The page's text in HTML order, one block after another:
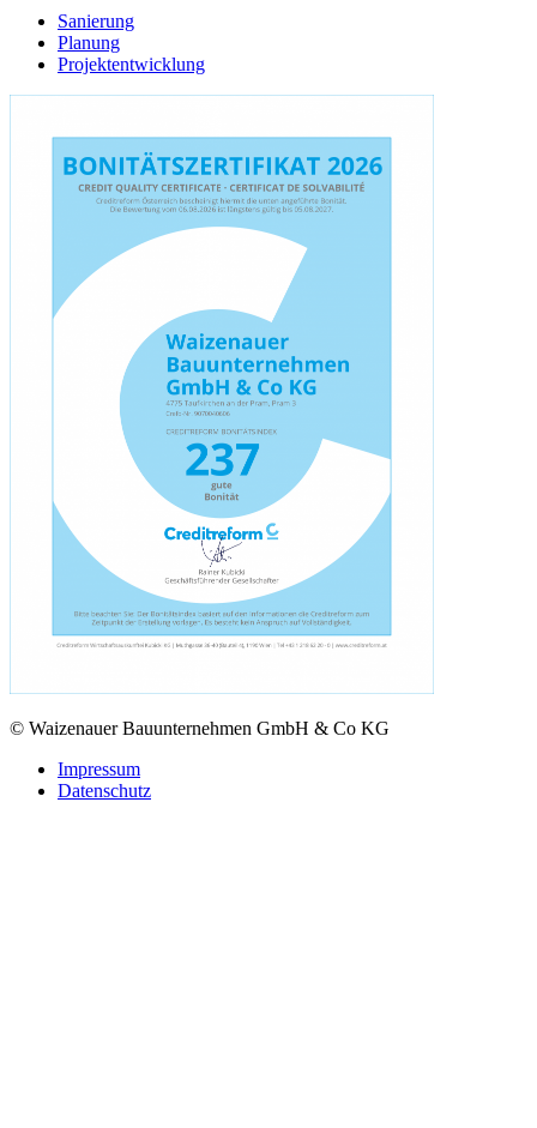
Sanierung
Planung
Projektentwicklung
© Waizenauer Bauunternehmen GmbH & Co KG
Impressum
Datenschutz